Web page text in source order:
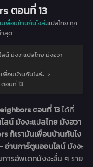
ตอนที่ 13
เพื่อนบ้านกันไงล่ะแปลไทย ทุก
สุด
น์ มังงะแปลไทย มังฮวา
พื่อนบ้านกันไงล่ะ ›
อนที่ 13
ตอนที่ 13ได้ที่
ลน์ มังงะแปลไทย มังฮวา
ก็เรามันเพื่อนบ้านกันไง
อ่านการ์ตูนออนไลน์ มังงะ
ารอัพเดทมังงะอื่น ๆ ราย